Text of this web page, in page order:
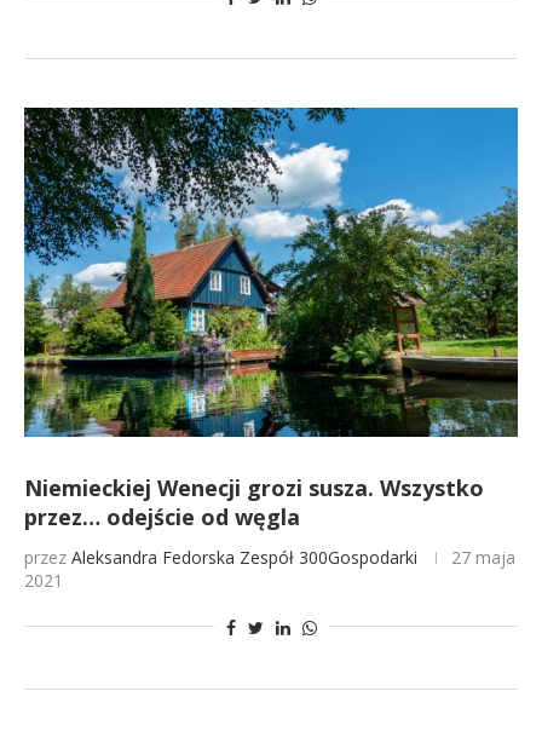
Niemieckiej Wenecji grozi susza. Wszystko
przez… odejście od węgla
przez Aleksandra Fedorska Zespół 300Gospodarki
27 maja
2021